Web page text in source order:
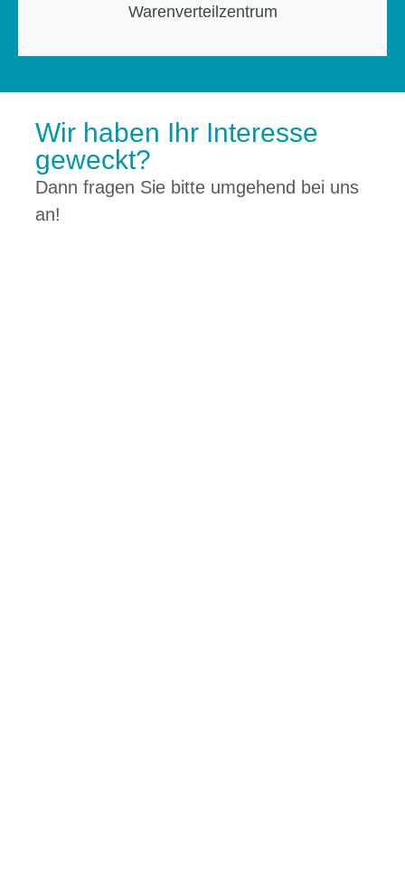
Warenverteilzentrum
Wir haben Ihr Interesse
geweckt?
Dann fragen Sie bitte umgehend bei uns
an!